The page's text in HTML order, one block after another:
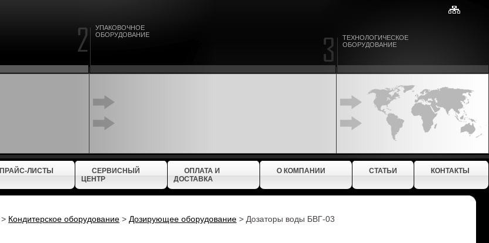
УПАКОВОЧНОЕ
ОБОРУДОВАНИЕ
ТЕХНОЛОГИЧЕСКОЕ
ОБОРУДОВАНИЕ
ПРАЙС-ЛИСТЫ
СЕРВИСНЫЙ
ЦЕНТР
ОПЛАТА И
ДОСТАВКА
О КОМПАНИИ СТАТЬИ КОНТАКТЫ
> Кондитерское оборудование > Дозирующее оборудование > Дозаторы воды БВГ-03